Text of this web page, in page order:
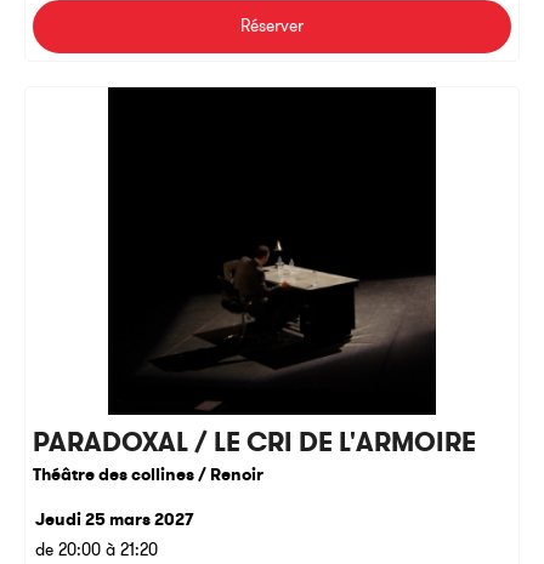
Réserver
PARADOXAL / LE CRI DE L'ARMOIRE
Théâtre des collines / Renoir
Jeudi 25 mars 2027
de 20:00 à 21:20